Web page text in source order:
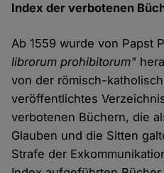
Index der verbotenen
Ab 1559 wurde von Papst
librorum prohibitorum"
von der römisch-
veröffentlichtes
verbotenen Büchern, die
Glauben und die Sitten
Strafe der